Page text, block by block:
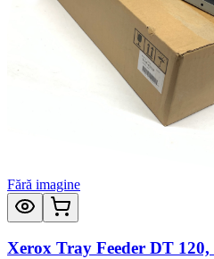
Fără imagine
Xerox Tray Feeder DT